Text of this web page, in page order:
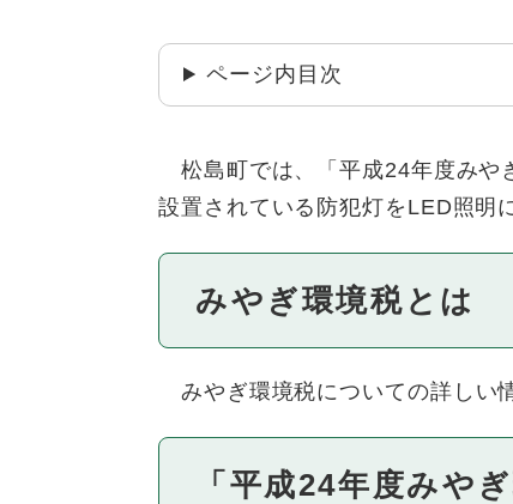
ページ内目次
松島町では、「平成24年度みや
設置されている防犯灯をLED照明
みやぎ環境税とは
みやぎ環境税についての詳しい
「平成24年度みや